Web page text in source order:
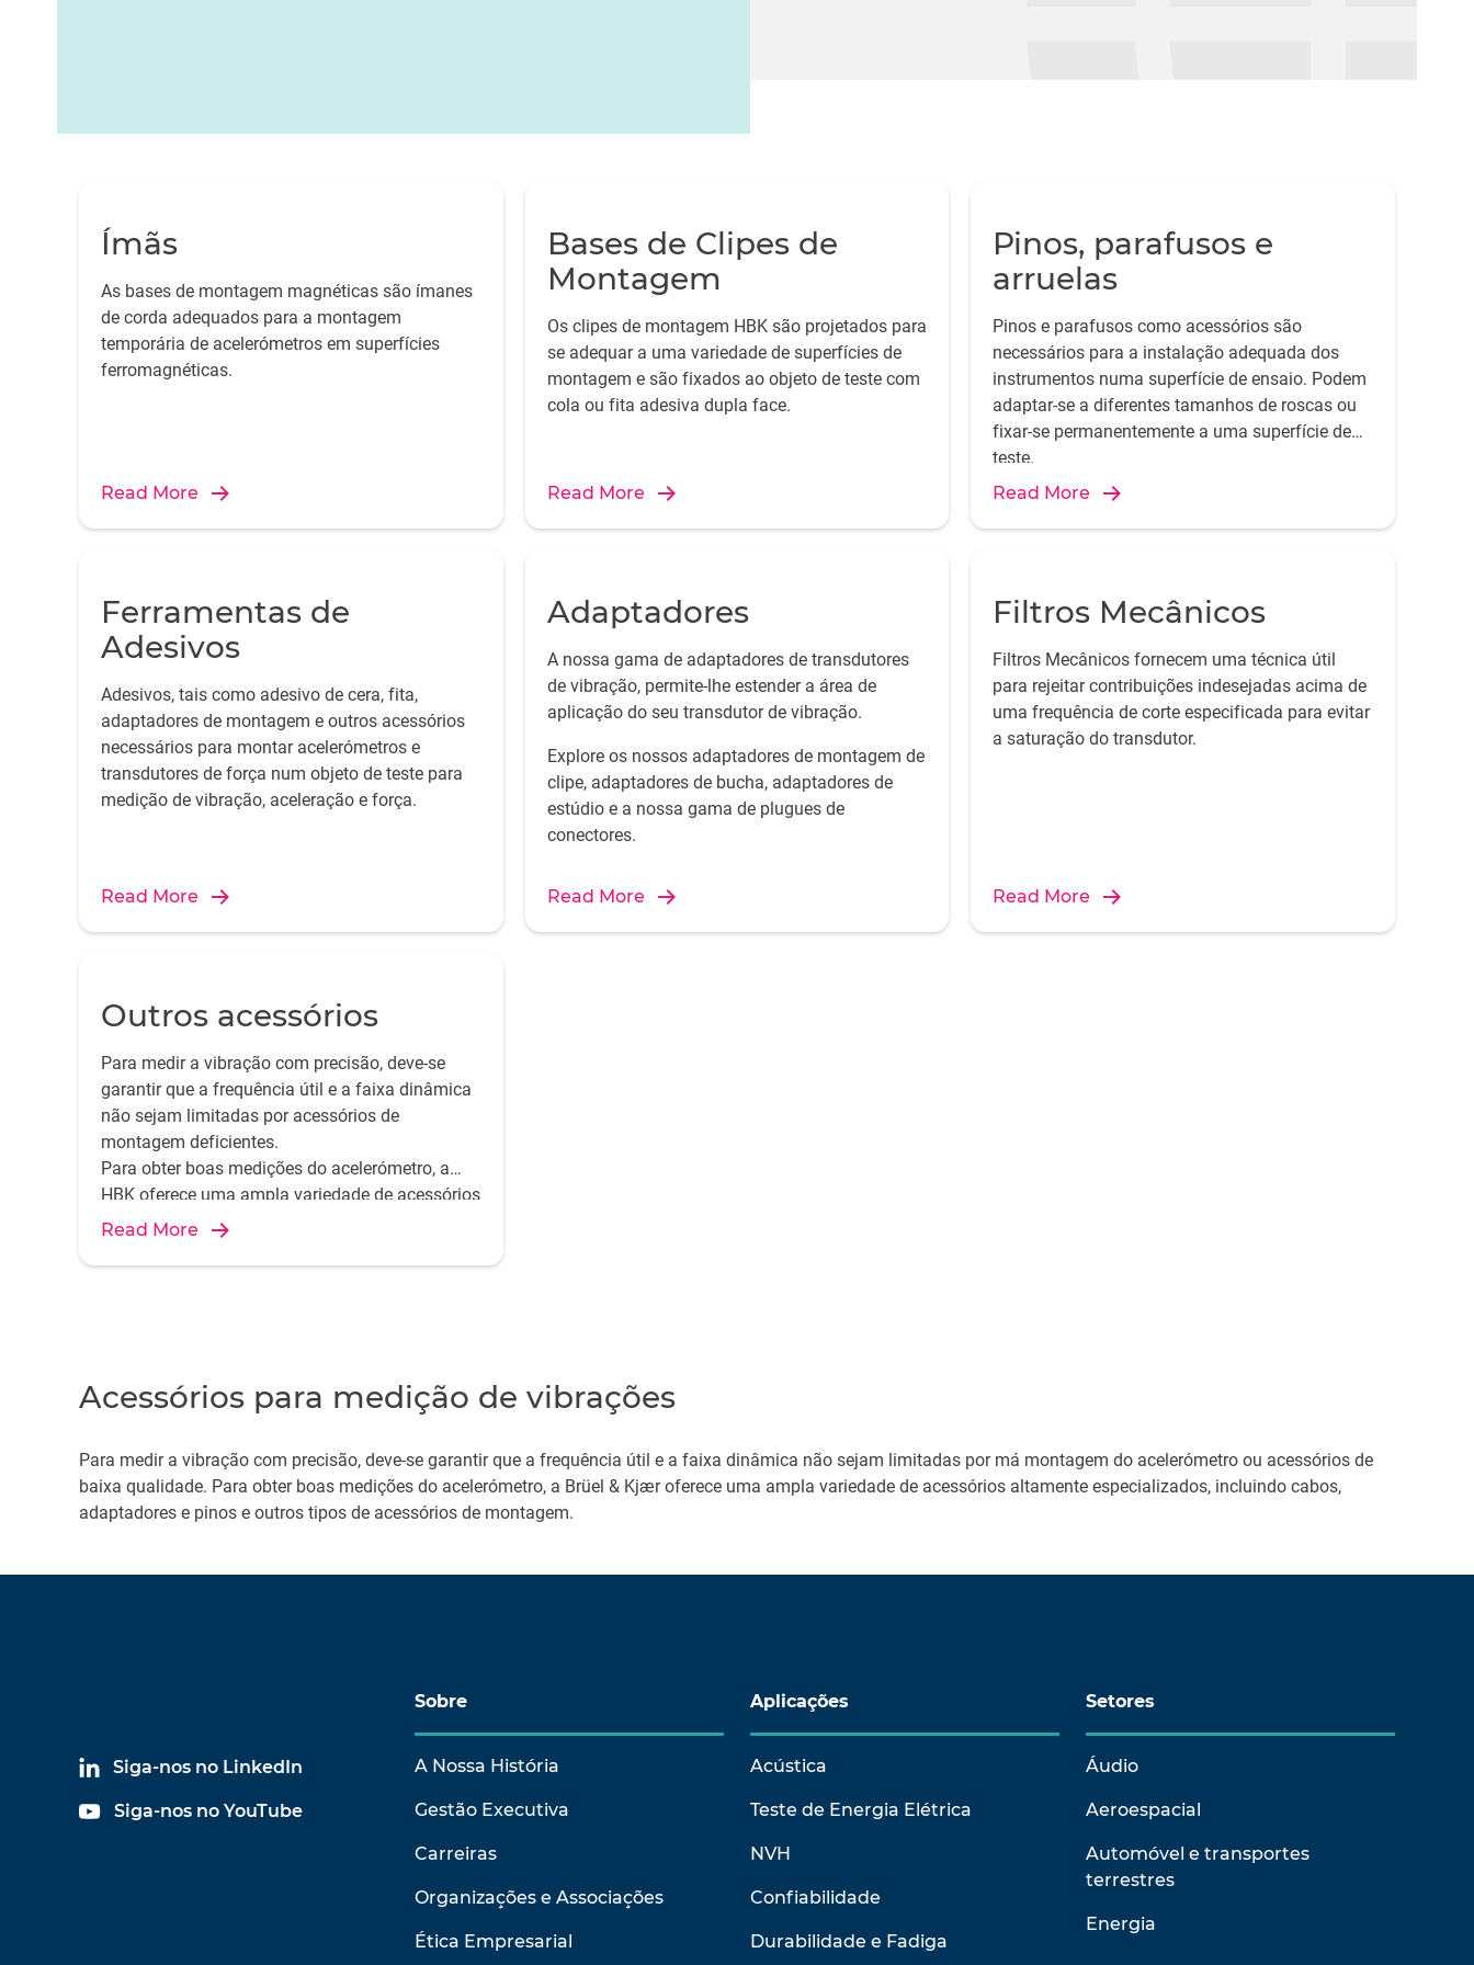
Ímãs
As bases de montagem magnéticas são ímanes
de corda adequados para a montagem
temporária de acelerómetros em superfícies
ferromagnéticas.
Read More
Bases de Clipes de
Montagem
Os clipes de montagem HBK são projetados para
se adequar a uma variedade de superfícies de
montagem e são fixados ao objeto de teste com
cola ou fita adesiva dupla face.
Read More
Pinos, parafusos e
arruelas
Pinos e parafusos como acessórios são
necessários para a instalação adequada dos
instrumentos numa superfície de ensaio. Podem
adaptar-se a diferentes tamanhos de roscas ou
fixar-se permanentemente a uma superfície de
teste.
Read More
Ferramentas de
Adesivos
Adesivos, tais como adesivo de cera, fita,
adaptadores de montagem e outros acessórios
necessários para montar acelerómetros e
transdutores de força num objeto de teste para
medição de vibração, aceleração e força.
Read More
Adaptadores
A nossa gama de adaptadores de transdutores
de vibração, permite-lhe estender a área de
aplicação do seu transdutor de vibração.
Explore os nossos adaptadores de montagem de
clipe, adaptadores de bucha, adaptadores de
estúdio e a nossa gama de plugues de
conectores.
Read More
Filtros Mecânicos
Filtros Mecânicos fornecem uma técnica útil
para rejeitar contribuições indesejadas acima de
uma frequência de corte especificada para evitar
a saturação do transdutor.
Read More
Outros acessórios
Para medir a vibração com precisão, deve-se
garantir que a frequência útil e a faixa dinâmica
não sejam limitadas por acessórios de
montagem deficientes.
Para obter boas medições do acelerómetro, a
HBK oferece uma ampla variedade de acessórios
de montagem altamente especializados.
Read More
Acessórios para medição de vibrações
Para medir a vibração com precisão, deve-se garantir que a frequência útil e a faixa dinâmica não sejam limitadas por má montagem do acelerómetro ou acessórios de
baixa qualidade. Para obter boas medições do acelerómetro, a Brüel & Kjær oferece uma ampla variedade de acessórios altamente especializados, incluindo cabos,
adaptadores e pinos e outros tipos de acessórios de montagem.
Siga-nos no LinkedIn
Siga-nos no YouTube
Sobre
A Nossa História
Gestão Executiva
Carreiras
Organizações e Associações
Ética Empresarial
Aplicações
Acústica
Teste de Energia Elétrica
NVH
Confiabilidade
Durabilidade e Fadiga
Setores
Áudio
Aeroespacial
Automóvel e transportes
terrestres
Energia